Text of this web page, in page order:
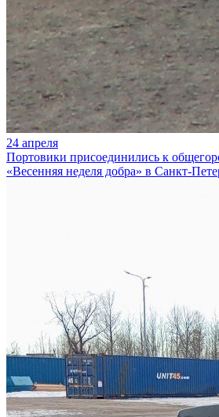
24 апреля
Портовики присоединились к
«Весенняя неделя добра» в Санкт-